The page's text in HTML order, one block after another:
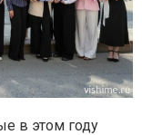
в этом году